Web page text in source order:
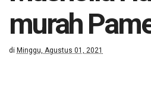
murah
di Minggu, Agustus 01, 2021